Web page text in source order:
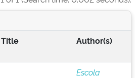
Title Author(s)
Escola